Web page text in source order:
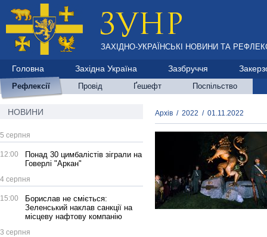
ЗАХІДНО-УКРАЇНСЬКІ НОВИНИ ТА
Головна Західна Україна Зазбруччя
Рефлексії Провід Ґешефт Поспільство
НОВИНИ
5 серпня
12:00
Понад 30 цимбалістів зіграли на
Говерлі "Аркан"
4 серпня
15:00
Борислав не сміється:
Зеленський наклав санкції на
місцеву нафтову компанію
3 серпня
Архів / 2022 / 01.11.2022